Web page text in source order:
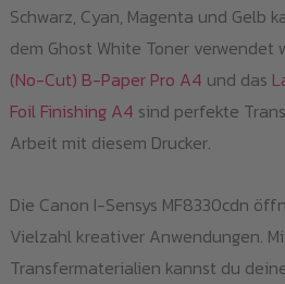
Schwarz, Cyan, Magenta und Gelb
dem Ghost White Toner verwendet
(No-Cut) B-Paper Pro A4 und das
Foil Finishing A4 sind perfekte
Arbeit mit diesem Drucker.
Die Canon I-Sensys MF8330cdn
Vielzahl kreativer Anwendungen.
Transfermaterialien kannst du